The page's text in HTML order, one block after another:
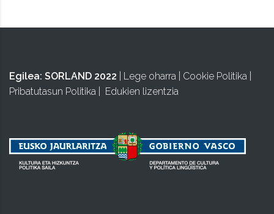
Egilea: SORLAND 2022 Lege oharra Cookie Politika
Pribatutasun Politika
Edukien lizentzia